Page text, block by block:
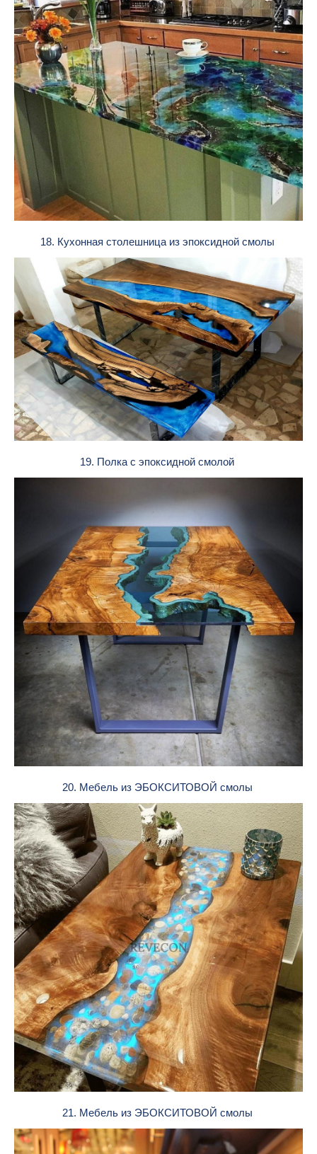
18. Кухонная столешница из эпоксидной смолы
19. Полка с эпоксидной смолой
20. Мебель из ЭБОКСИТОВОЙ смолы
21. Мебель из ЭБОКСИТОВОЙ смолы